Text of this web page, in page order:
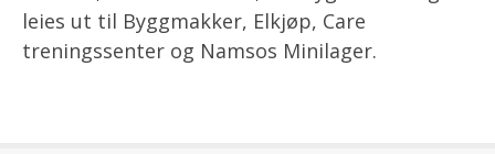
leies ut til Byggmakker, Elkjøp, Care
treningssenter og Namsos Minilager.